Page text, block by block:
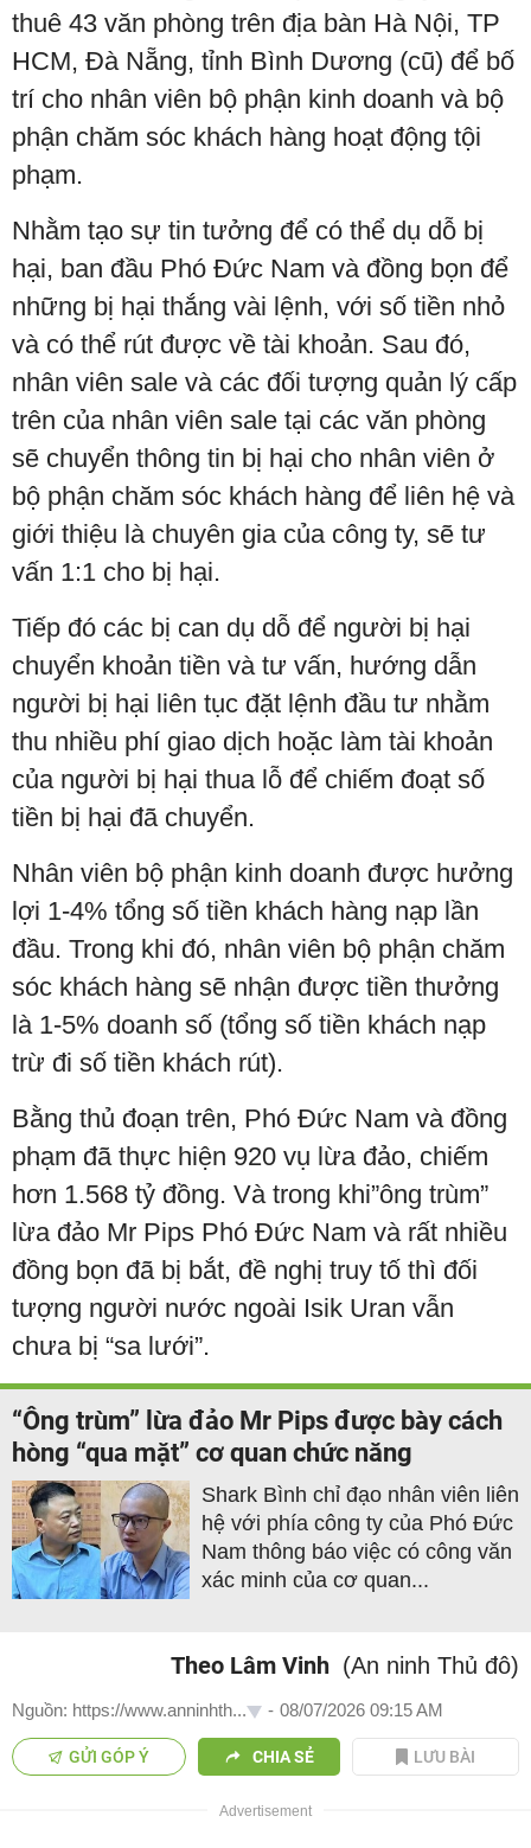
thuê 43 văn phòng trên địa bàn Hà Nội, TP
HCM, Đà Nẵng, tỉnh Bình Dương (cũ) để bố
trí cho nhân viên bộ phận kinh doanh và bộ
phận chăm sóc khách hàng hoạt động tội
phạm.
Nhằm tạo sự tin tưởng để có thể dụ dỗ bị
hại, ban đầu Phó Đức Nam và đồng bọn để
những bị hại thắng vài lệnh, với số tiền nhỏ
và có thể rút được về tài khoản. Sau đó,
nhân viên sale và các đối tượng quản lý cấp
trên của nhân viên sale tại các văn phòng
sẽ chuyển thông tin bị hại cho nhân viên ở
bộ phận chăm sóc khách hàng để liên hệ và
giới thiệu là chuyên gia của công ty, sẽ tư
vấn 1:1 cho bị hại.
Tiếp đó các bị can dụ dỗ để người bị hại
chuyển khoản tiền và tư vấn, hướng dẫn
người bị hại liên tục đặt lệnh đầu tư nhằm
thu nhiều phí giao dịch hoặc làm tài khoản
của người bị hại thua lỗ để chiếm đoạt số
tiền bị hại đã chuyển.
Nhân viên bộ phận kinh doanh được hưởng
lợi 1-4% tổng số tiền khách hàng nạp lần
đầu. Trong khi đó, nhân viên bộ phận chăm
sóc khách hàng sẽ nhận được tiền thưởng
là 1-5% doanh số (tổng số tiền khách nạp
trừ đi số tiền khách rút).
Bằng thủ đoạn trên, Phó Đức Nam và đồng
phạm đã thực hiện 920 vụ lừa đảo, chiếm
hơn 1.568 tỷ đồng. Và trong khi”ông trùm”
lừa đảo Mr Pips Phó Đức Nam và rất nhiều
đồng bọn đã bị bắt, đề nghị truy tố thì đối
tượng người nước ngoài Isik Uran vẫn
chưa bị “sa lưới”.
“Ông trùm” lừa đảo Mr Pips được bày cách
hòng “qua mặt” cơ quan chức năng
Shark Bình chỉ đạo nhân viên liên
hệ với phía công ty của Phó Đức
Nam thông báo việc có công văn
xác minh của cơ quan...
Theo Lâm Vinh (An ninh Thủ đô)
Nguồn: https://www.anninhth... - 08/07/2026 09:15 AM
GỬI GÓP Ý CHIA SẺ LƯU BÀI